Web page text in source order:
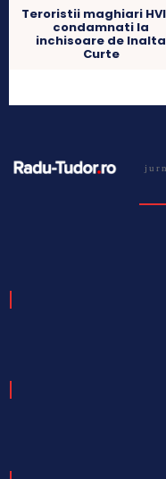
Teroristii maghiari
condamnati la
inchisoare de Inalta
Curte